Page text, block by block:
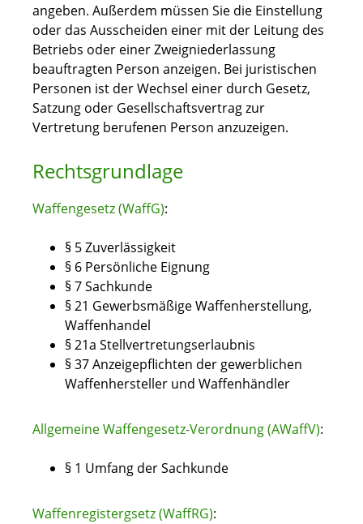
angeben. Außerdem müssen Sie die Einstellung
oder das Ausscheiden einer mit der Leitung des
Betriebs oder einer Zweigniederlassung
beauftragten Person anzeigen. Bei juristischen
Personen ist der Wechsel einer durch Gesetz,
Satzung oder Gesellschaftsvertrag zur
Vertretung berufenen Person anzuzeigen.
Rechtsgrundlage
Waffengesetz (WaffG):
§ 5 Zuverlässigkeit
§ 6 Persönliche Eignung
§ 7 Sachkunde
§ 21 Gewerbsmäßige Waffenherstellung,
Waffenhandel
§ 21a Stellvertretungserlaubnis
§ 37 Anzeigepflichten der gewerblichen
Waffenhersteller und Waffenhändler
Allgemeine Waffengesetz-Verordnung (AWaffV):
§ 1 Umfang der Sachkunde
Waffenregistergsetz (WaffRG):